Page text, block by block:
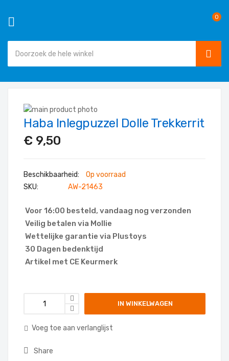
0
inhoud
Ga
naar
einde
de
afbeeldingen-
Ga
het
van
de
gallerij
Haba Inlegpuzzel Dolle Trekkerrit
€ 9,50
Op voorraad
SKU
AW-21463
Voor 16:00 besteld, vandaag nog verzonden
Veilig betalen via Mollie
Wettelijke garantie via Plustoys
30 Dagen bedenktijd
Artikel met CE Keurmerk
IN WINKELWAGEN
Voeg toe aan verlanglijst
Share